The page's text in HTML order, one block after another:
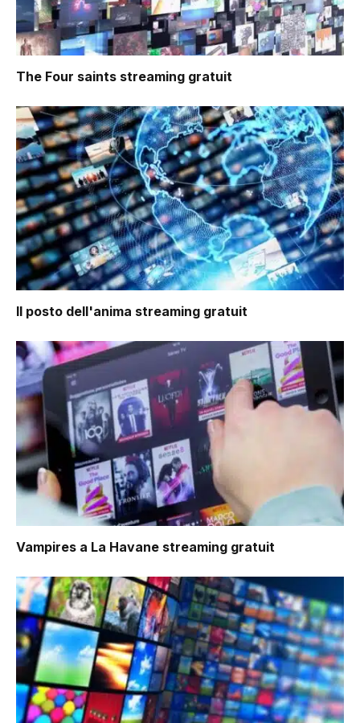
The Four saints streaming gratuit
Il posto dell'anima streaming gratuit
Vampires a La Havane streaming gratuit